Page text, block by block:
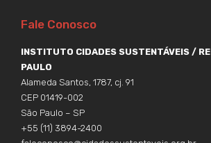
Fale Conosco
INSTITUTO CIDADES SUSTENTÁVEIS /
PAULO
Alameda Santos, 1787, cj. 91
CEP 01419-002
São Paulo – SP
+55 (11) 3894-2400